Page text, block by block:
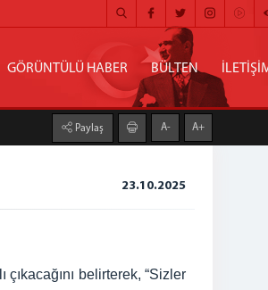
GÖRÜNTÜLÜ HABER BÜLTEN
Paylaş A- A+
23.10.2025
belirterek, “Sizler